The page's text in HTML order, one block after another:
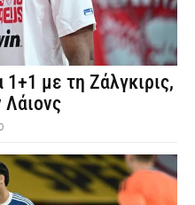
με τη Ζάλγκιρις,
Λάιονς